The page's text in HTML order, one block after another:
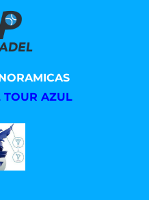
TOUR AZUL